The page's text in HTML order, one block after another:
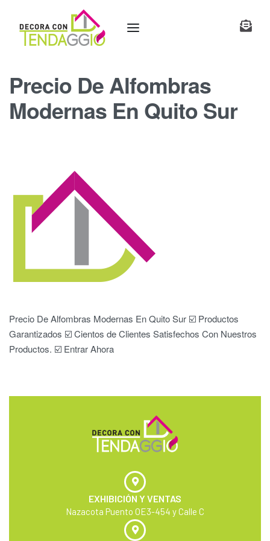
Precio De Alfombras
Modernas En Quito Sur
Precio De Alfombras Modernas En Quito Sur ☑️ Productos
Garantizados ☑️ Cientos de Clientes Satisfechos Con Nuestros
Productos. ☑️ Entrar Ahora
EXHIBICIÓN Y VENTAS
Nazacota Puento OE3-454 y Calle C